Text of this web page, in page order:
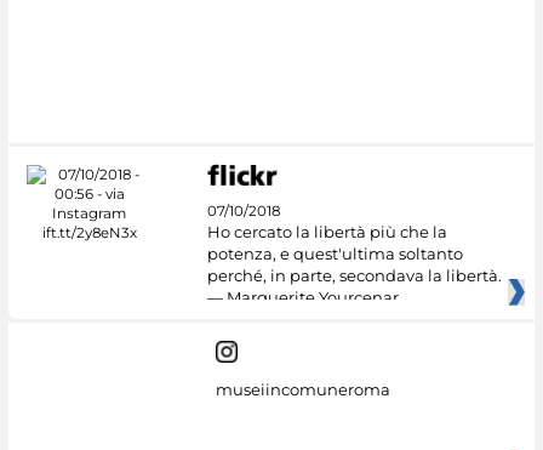
07/10/2018
Ho cercato la libertà più che la
potenza, e quest'ultima soltanto
perché, in parte, secondava la libertà.
— Marguerite Yourcenar
museiincomuneroma